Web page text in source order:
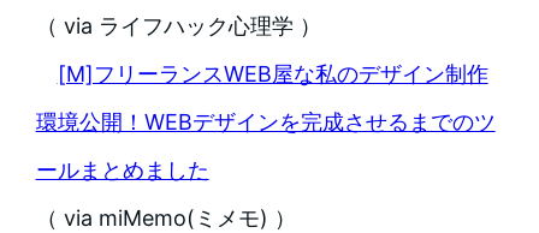
（ via ライフハック心理学 ）
[M]フリーランスWEB屋な私のデザイン制作
環境公開！WEBデザインを完成させるまでのツ
ールまとめました
（ via miMemo(ミメモ) ）